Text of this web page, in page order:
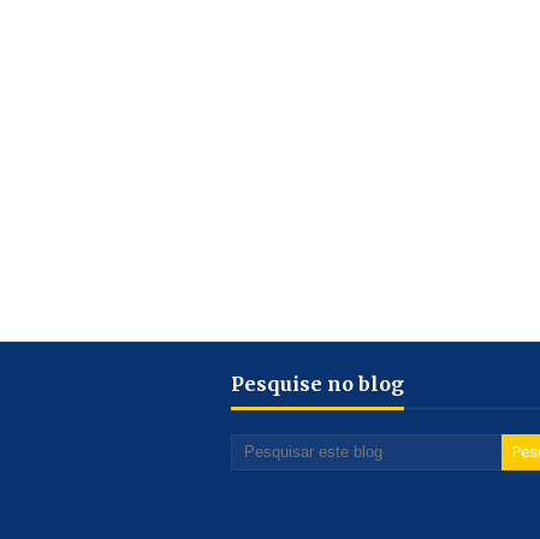
Pesquise no blog